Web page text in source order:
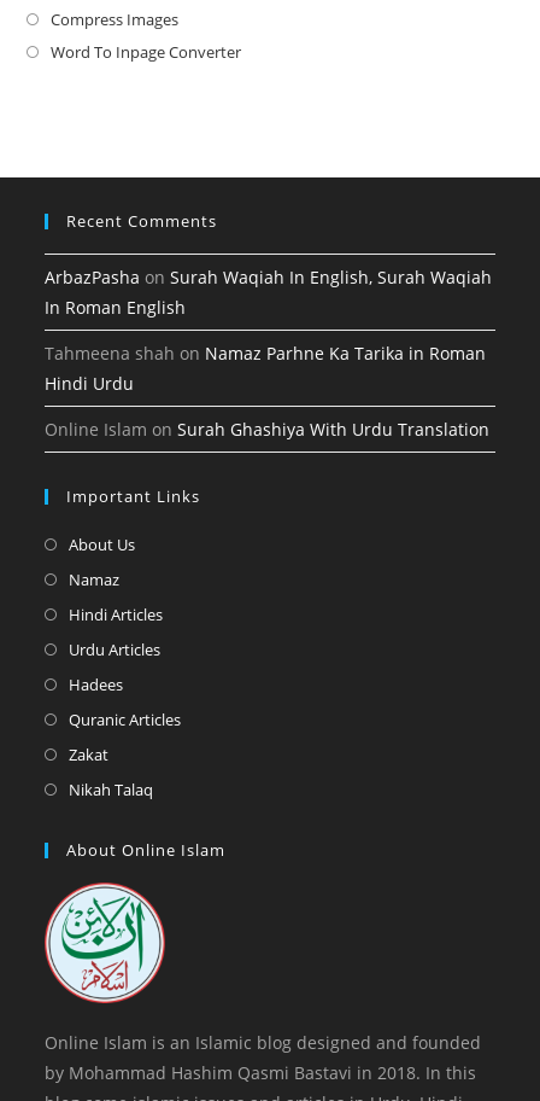
new
a
Compress ImagesOpens
in
Word To Inpage ConverterOpens
tab
Recent Comments
ArbazPasha onSurah Waqiah In English, Surah Waqiah
In Roman English
Tahmeena shah on Namaz Parhne Ka Tarika in Roman
Hindi Urdu
Online Islam onSurah Ghashiya With Urdu Translation
Important Links
About UsOpens
tab
NamazOpens
in
tab
Hindi ArticlesOpens
tab
Urdu ArticlesOpens
HadeesOpens
in
tab
Quranic ArticlesOpens
ZakatOpens
in
new
Nikah Talaq
a
tab
About Online Islam
Online Islam is an Islamic blog designed and founded
by Mohammad Hashim Qasmi Bastavi in 2018. In this